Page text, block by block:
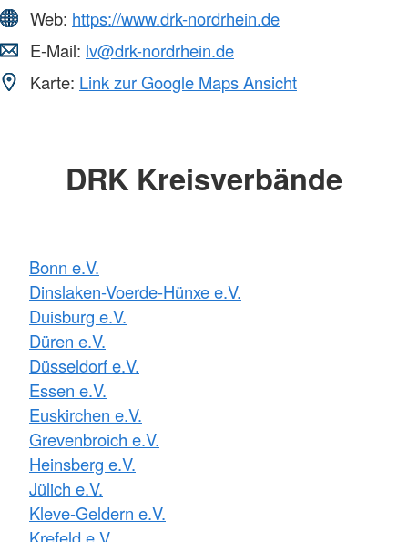
Web: https://www.drk-nordrhein.de
E-Mail: lv@drk-nordrhein.de
Karte: Link zur Google Maps Ansicht
DRK Kreisverbände
Bonn e.V.
Dinslaken-Voerde-Hünxe e.V.
Duisburg e.V.
Düren e.V.
Düsseldorf e.V.
Essen e.V.
Euskirchen e.V.
Grevenbroich e.V.
Heinsberg e.V.
Jülich e.V.
Kleve-Geldern e.V.